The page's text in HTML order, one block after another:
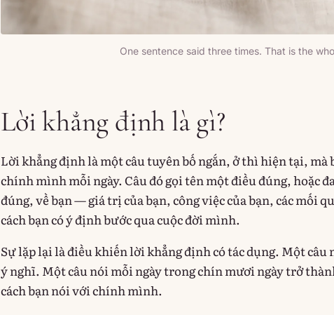
One sentence said three times. That is the
Lời khẳng định là gì?
Lời khẳng định là một câu tuyên bố ngắn, ở thì hiện tại, mà
chính mình mỗi ngày. Câu đó gọi tên một điều đúng, hoặc
đúng, về bạn — giá trị của bạn, công việc của bạn, các mối
cách bạn có ý định bước qua cuộc đời mình.
Sự lặp lại là điều khiến lời khẳng định có tác dụng. Một câu
ý nghĩ. Một câu nói mỗi ngày trong chín mươi ngày trở
cách bạn nói với chính mình.